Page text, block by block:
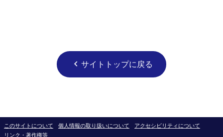
chevron_left サイトトップに戻る
このサイトについて 個人情報の取り扱いについて
アクセシビリティについて
リンク・著作権等